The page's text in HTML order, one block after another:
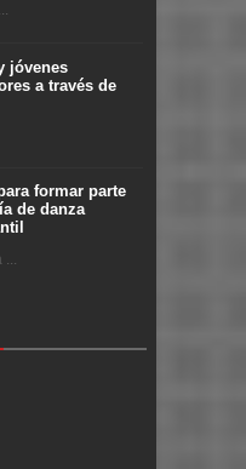
jóvenes
a través de
formar parte
de danza
...